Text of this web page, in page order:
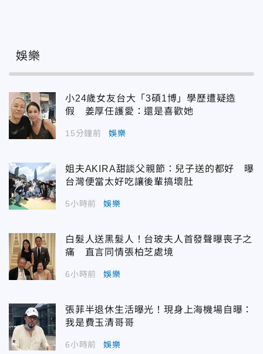
娛樂
小24歲女友台大「3碩1博」學歷遭疑造
假 姜厚任護愛：還是喜歡她
15分鐘前 娛樂
姐夫AKIRA甜談父親節：兒子送的都好 曝
台灣便當太好吃讓後輩搞壞肚
5小時前 娛樂
白髮人送黑髮人！台玻夫人首發聲曝喪子之
痛 直言同情張柏芝處境
6小時前 娛樂
張菲半退休生活曝光！現身上海機場自曝：
我是費玉清哥哥
6小時前 娛樂